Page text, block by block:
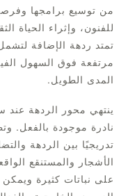
من توسيع برامجها
للفنون، وإثراء الحياة
تمتد ردهة الإضافة
مرتفعة فوق السهول
المدى الطويل.
ينتهي محور الردهة
نادرة موجودة بالفعل.
تدريجيًا بين الردهة
الأشجار والمستنقع
على نباتات كثيرة ويمكن